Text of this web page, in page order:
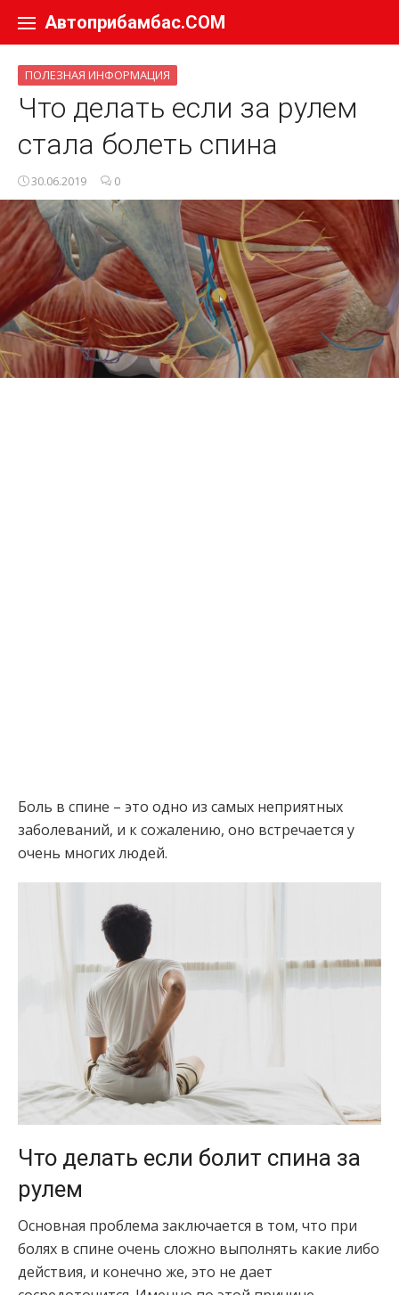
Автоприбамбас.COM
ПОЛЕЗНАЯ ИНФОРМАЦИЯ
Что делать если за рулем
стала болеть спина
30.06.2019 0
Боль в спине – это одно из самых неприятных
заболеваний, и к сожалению, оно встречается у
очень многих людей.
Что делать если болит спина за
рулем
Основная проблема заключается в том, что при
болях в спине очень сложно выполнять какие либо
действия, и конечно же, это не дает